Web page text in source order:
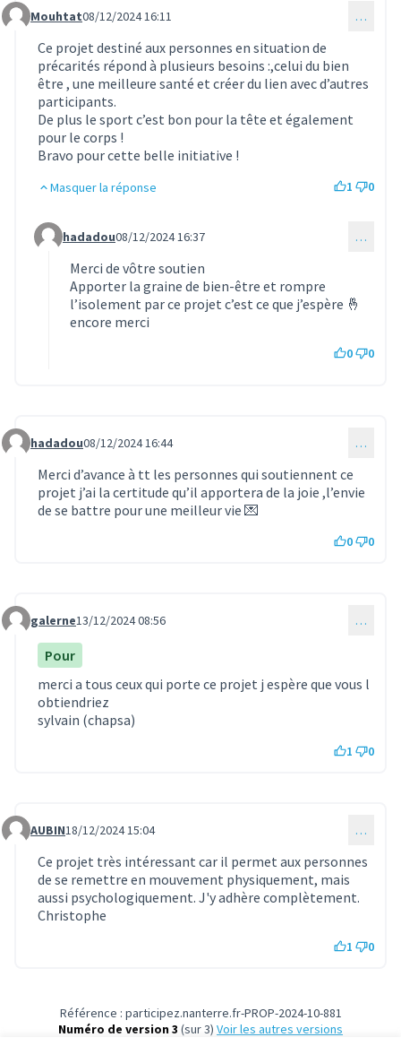
Commentaire 1331
Mouhtat08/12/2024 16:11 …
Ce projet destiné aux personnes en situation de
précarités répond à plusieurs besoins :,celui du bien
être , une meilleure santé et créer du lien avec d’autres
participants.
De plus le sport c’est bon pour la tête et également
pour le corps !
Bravo pour cette belle initiative !
Masquer la réponse 1 0
Commentaire 1332 (réponse au commentaire 1331)
hadadou08/12/2024 16:37 …
Merci de vôtre soutien
Apporter la graine de bien-être et rompre
l’isolement par ce projet c’est ce que j’espère 🤞
encore merci
0 0
Commentaire 1333
hadadou08/12/2024 16:44 …
Merci d’avance à tt les personnes qui soutiennent ce
projet j’ai la certitude qu’il apportera de la joie ,l’envie
de se battre pour une meilleur vie 💌
0 0
Commentaire 1337
galerne13/12/2024 08:56 …
Pour
merci a tous ceux qui porte ce projet j espère que vous l
obtiendriez
sylvain (chapsa)
1 0
Commentaire 1345
AUBIN18/12/2024 15:04 …
Ce projet très intéressant car il permet aux personnes
de se remettre en mouvement physiquement, mais
aussi psychologiquement. J'y adhère complètement.
Christophe
1 0
Référence : participez.nanterre.fr-PROP-2024-10-881
Numéro de version 3 (sur 3)
voir les autres versions